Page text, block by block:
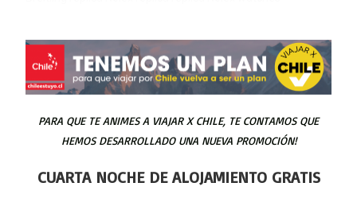
PARA QUE TE ANIMES A VIAJAR X CHILE, TE CONTAMOS QUE
HEMOS DESARROLLADO UNA NUEVA PROMOCIÓN!
CUARTA NOCHE DE ALOJAMIENTO GRATIS